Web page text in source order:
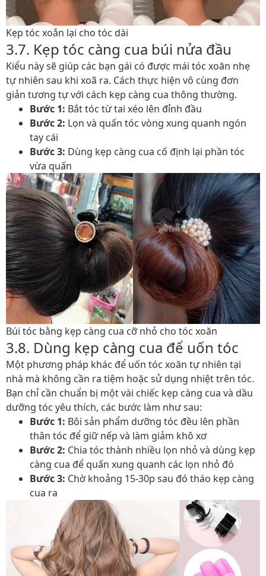
Kẹp tóc xoắn lại cho tóc dài
3.7. Kẹp tóc càng cua búi nửa đầu
Kiểu này sẽ giúp các bạn gái có được mái tóc xoăn nhẹ
tự nhiên sau khi xoã ra. Cách thực hiện vô cùng đơn
giản tương tự với cách kẹp càng cua thông thường.
Bước 1: Bắt tóc từ tai xéo lên đỉnh đầu
Bước 2: Lọn và quấn tóc vòng xung quanh ngón
tay cái
Bước 3: Dùng kẹp càng cua cố định lại phần tóc
vừa quấn
Búi tóc bằng kẹp càng cua cỡ nhỏ cho tóc xoăn
3.8. Dùng kẹp càng cua để uốn tóc
Một phương pháp khác để uốn tóc xoăn tự nhiên tại
nhà mà không cần ra tiệm hoặc sử dụng nhiệt trên tóc.
Bạn chỉ cần chuẩn bị một vài chiếc kẹp càng cua và dầu
dưỡng tóc yêu thích, các bước làm như sau:
Bước 1: Bôi sản phẩm dưỡng tóc đều lên phần
thân tóc để giữ nếp và làm giảm khô xơ
Bước 2: Chia tóc thành nhiều lọn nhỏ và dùng kẹp
càng cua để quấn xung quanh các lọn nhỏ đó
Bước 3: Chờ khoảng 15-30p sau đó tháo kẹp càng
cua ra